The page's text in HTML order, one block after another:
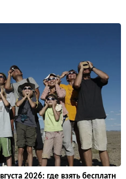
2026: где взять бесплатн